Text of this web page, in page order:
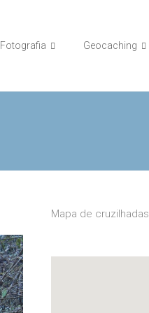
Fotografia Geocaching
Mapa de cruzilhadas